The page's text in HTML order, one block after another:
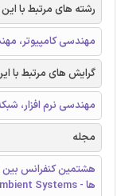
رشته های مرتبط با این
مهندسی کامپیوتر،
گرایش های مرتبط با
مهندسی نرم افزار،
مجله
هشتمین کنفرانس
ها - The 8th International Conference on Ambient Systems